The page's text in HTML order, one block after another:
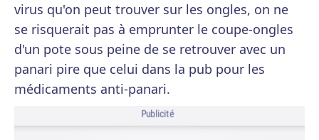
virus qu'on peut trouver sur les ongles, on ne
se risquerait pas à emprunter le coupe-ongles
d'un pote sous peine de se retrouver avec un
panari pire que celui dans la pub pour les
médicaments anti-panari.
Publicité